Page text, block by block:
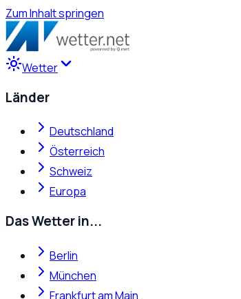
Zum Inhalt springen
Wetter
Länder
Deutschland
Österreich
Schweiz
Europa
Das Wetter in...
Berlin
München
Frankfurt am Main